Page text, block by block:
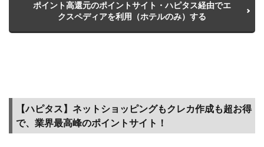
ポイント高還元のポイントサイト・ハピタス経由でエ
クスペディアを利用（ホテルのみ）する
【ハピタス】ネットショッピングもクレカ作成も超お得
で、業界最高峰のポイントサイト！